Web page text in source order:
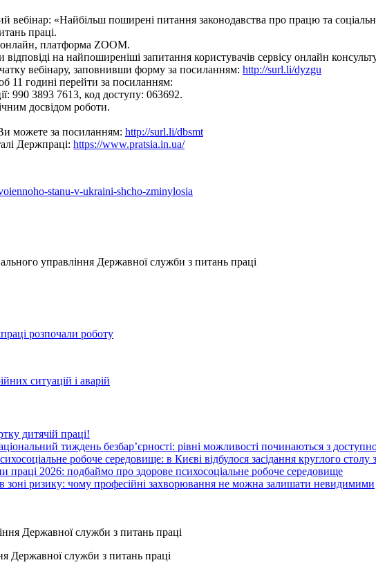
«Найбільш поширені питання законодавства про працю та
праці.
онлайн, платформа ZOOM.
на найпоширеніші запитання користувачів сервісу онлайн
вебінару, заповнивши форму за посиланням: http://surl.li/dyzgu
11 годині перейти за посиланням:
990 3893 7613, код доступу: 063692.
досвідом роботи.
можете за посиланням: http://surl.li/dbsmt
Держпраці: https://www.pratsia.in.ua/
stanu-v-ukraini-shcho-zminylosia
управління Державної служби з питань праці
розпочали роботу
ситуацій і аварій
дитячій праці!
тиждень безбар’єрності: рівні можливості починаються з
робоче середовище: в Києві відбулося засідання круглого
праці 2026: подбаймо про здорове психосоціальне робоче середовище
зоні ризику: чому професійні захворювання не можна залишати невидимими
Державної служби з питань праці